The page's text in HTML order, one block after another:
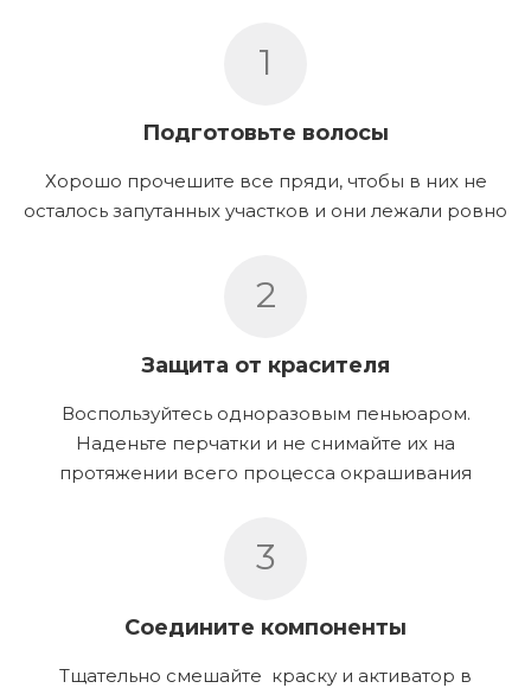
1
Подготовьте волосы
Хорошо прочешите все пряди, чтобы в них не
осталось запутанных участков и они лежали ровно
2
Защита от красителя
Воспользуйтесь одноразовым пеньюаром.
Наденьте перчатки и не снимайте их на
протяжении всего процесса окрашивания
3
Соедините компоненты
Тщательно смешайте краску и активатор в